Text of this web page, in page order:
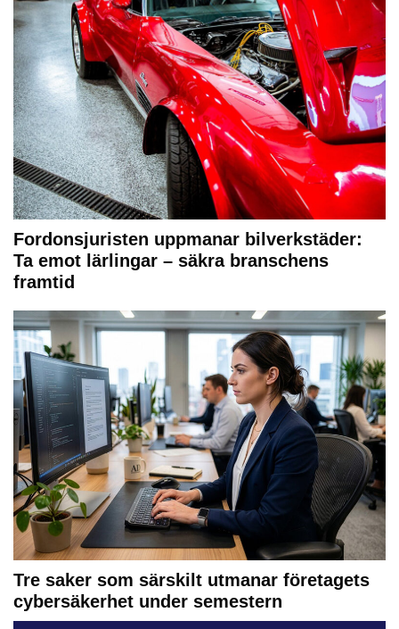
Fordonsjuristen uppmanar bilverkstäder:
Ta emot lärlingar – säkra branschens
framtid
Tre saker som särskilt utmanar företagets
cybersäkerhet under semestern